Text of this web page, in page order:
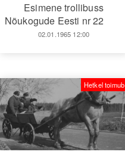
Esimene trollibuss
Nõukogude Eesti nr 22
02.01.1965 12:00
Hetkel toimub